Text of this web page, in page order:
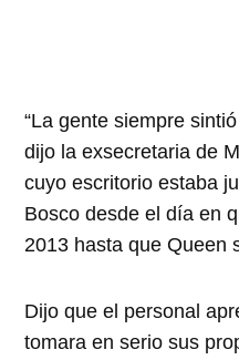
“La gente siempre
dijo la exsecretaria de
cuyo escritorio estaba
Bosco desde el día en
2013 hasta que Queen
Dijo que el personal
tomara en serio sus